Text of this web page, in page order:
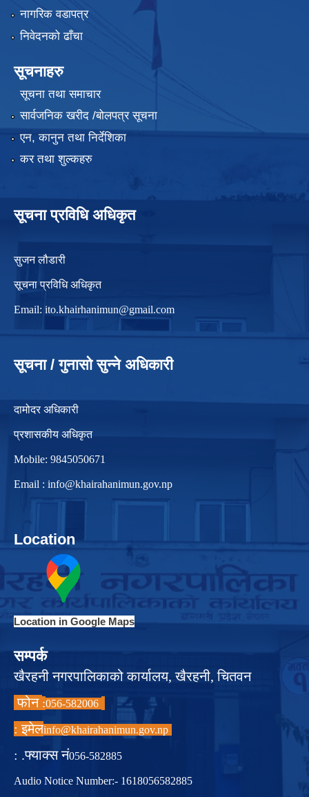
नागरिक वडापत्र
निवेदनको ढाँचा
सूचनाहरु
सूचना तथा समाचार
सार्वजनिक खरीद /बोलपत्र सूचना
एन, कानुन तथा निर्देशिका
कर तथा शुल्कहरु
सूचना प्रविधि अधिकृत
सुजन लौडारी
सूचना प्रविधि अधिकृत
Email: ito.khairhanimun@gmail.com
सूचना / गुनासो सुन्ने अधिकारी
दामोदर अधिकारी
प्रशासकीय अधिकृत
Mobile: 9845050671
Email : info@khairahanimun.gov.np
Location
Location in Google Maps
सम्पर्क
खैरहनी नगरपालिकाको कार्यालय, खैरहनी, चितवन
फोन :
इमेल :info@khairahanimun.gov.np
फ्याक्स नं. :056-582885